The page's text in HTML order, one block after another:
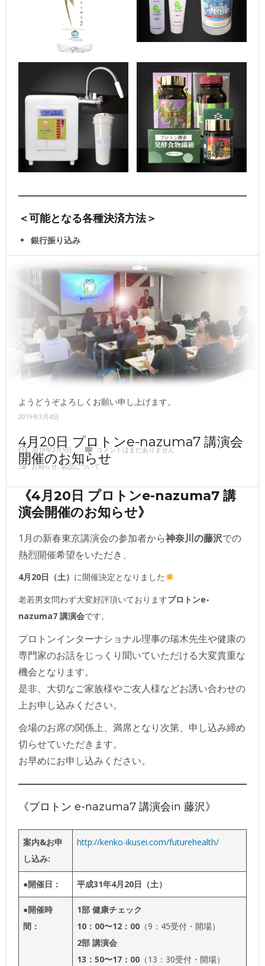
＜可能となる各種決済方法＞
銀行振り込み
代引き決済
今後ともご贔屓賜りまして、より一層のご愛好いただけます
ようどうぞよろしくお願い申し上げます。
2019年3月5日
コメントはまだありません
お知らせ,製品について
2019年3月4日
4月20日 プロトンe-nazuma7 講演会
開催のお知らせ
《4月20日 プロトンe-nazuma7 講
演会開催のお知らせ》
1月の新春東京講演会の参加者から神奈川の藤沢での
熱烈開催希望をいただき、
4月20日（土） に開催決定となりました
老若男女問わず大変好評頂いておりますプロトンe-
nazuma7 講演会です。
プロトンインターナショナル理事の瑞木先生や健康の
専門家のお話をじっくり聞いていただける大変貴重な
機会となります。
是非、大切なご家族様やご友人様などお誘い合わせの
上お申し込みください。
会場のお席の関係上、満席となり次第、申し込み締め
切らせていただきます。
お早めにお申し込みください。
《プロトン e-nazuma7 講演会in 藤沢》
案内&お申
し込み:
http://kenko-ikusei.com/futurehealth/
●開催日： 平成31年4月20日（土）
●開催時
間：
1部 健康チェック
10：00〜12：00 （9：45受付・開場）
2部 講演会
13：50〜17：00 （13：30受付・開場）